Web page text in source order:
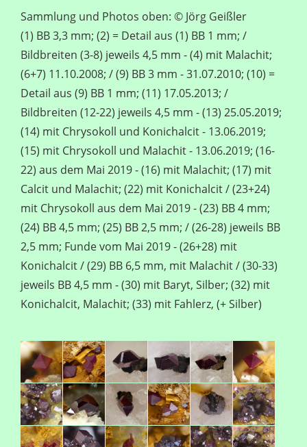
Sammlung und Photos oben: © Jörg Geißler
(1) BB 3,3 mm; (2) = Detail aus (1) BB 1 mm; /
Bildbreiten (3-8) jeweils 4,5 mm - (4) mit Malachit;
(6+7) 11.10.2008; / (9) BB 3 mm - 31.07.2010; (10) =
Detail aus (9) BB 1 mm; (11) 17.05.2013; /
Bildbreiten (12-22) jeweils 4,5 mm - (13) 25.05.2019;
(14) mit Chrysokoll und Konichalcit - 13.06.2019;
(15) mit Chrysokoll und Malachit - 13.06.2019; (16-
22) aus dem Mai 2019 - (16) mit Malachit; (17) mit
Calcit und Malachit; (22) mit Konichalcit / (23+24)
mit Chrysokoll aus dem Mai 2019 - (23) BB 4 mm;
(24) BB 4,5 mm; (25) BB 2,5 mm; / (26-28) jeweils BB
2,5 mm; Funde vom Mai 2019 - (26+28) mit
Konichalcit / (29) BB 6,5 mm, mit Malachit / (30-33)
jeweils BB 4,5 mm - (30) mit Baryt, Silber; (32) mit
Konichalcit, Malachit; (33) mit Fahlerz, (+ Silber)